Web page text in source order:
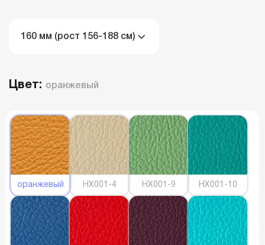
160 мм (рост 156-188 см)
Цвет: оранжевый
оранжевый HX001-4 HX001-9 HX001-10